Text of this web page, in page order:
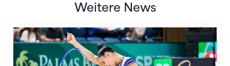
Weitere News
Nächster Halt: Weltmeisterschaft